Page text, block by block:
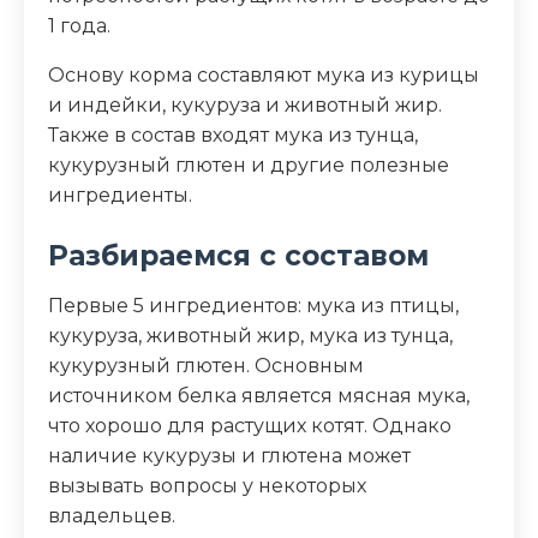
Белок (%) 37.3
Жир (%) 24.1
Калорийность (ккал/100г) 422
1 года.
Основу корма составляют мука из курицы
и индейки, кукуруза и животный жир.
Также в состав входят мука из тунца,
кукурузный глютен и другие полезные
ингредиенты.
Разбираемся с составом
Первые 5 ингредиентов: мука из птицы,
кукуруза, животный жир, мука из тунца,
кукурузный глютен. Основным
источником белка является мясная мука,
что хорошо для растущих котят. Однако
наличие кукурузы и глютена может
вызывать вопросы у некоторых
владельцев.